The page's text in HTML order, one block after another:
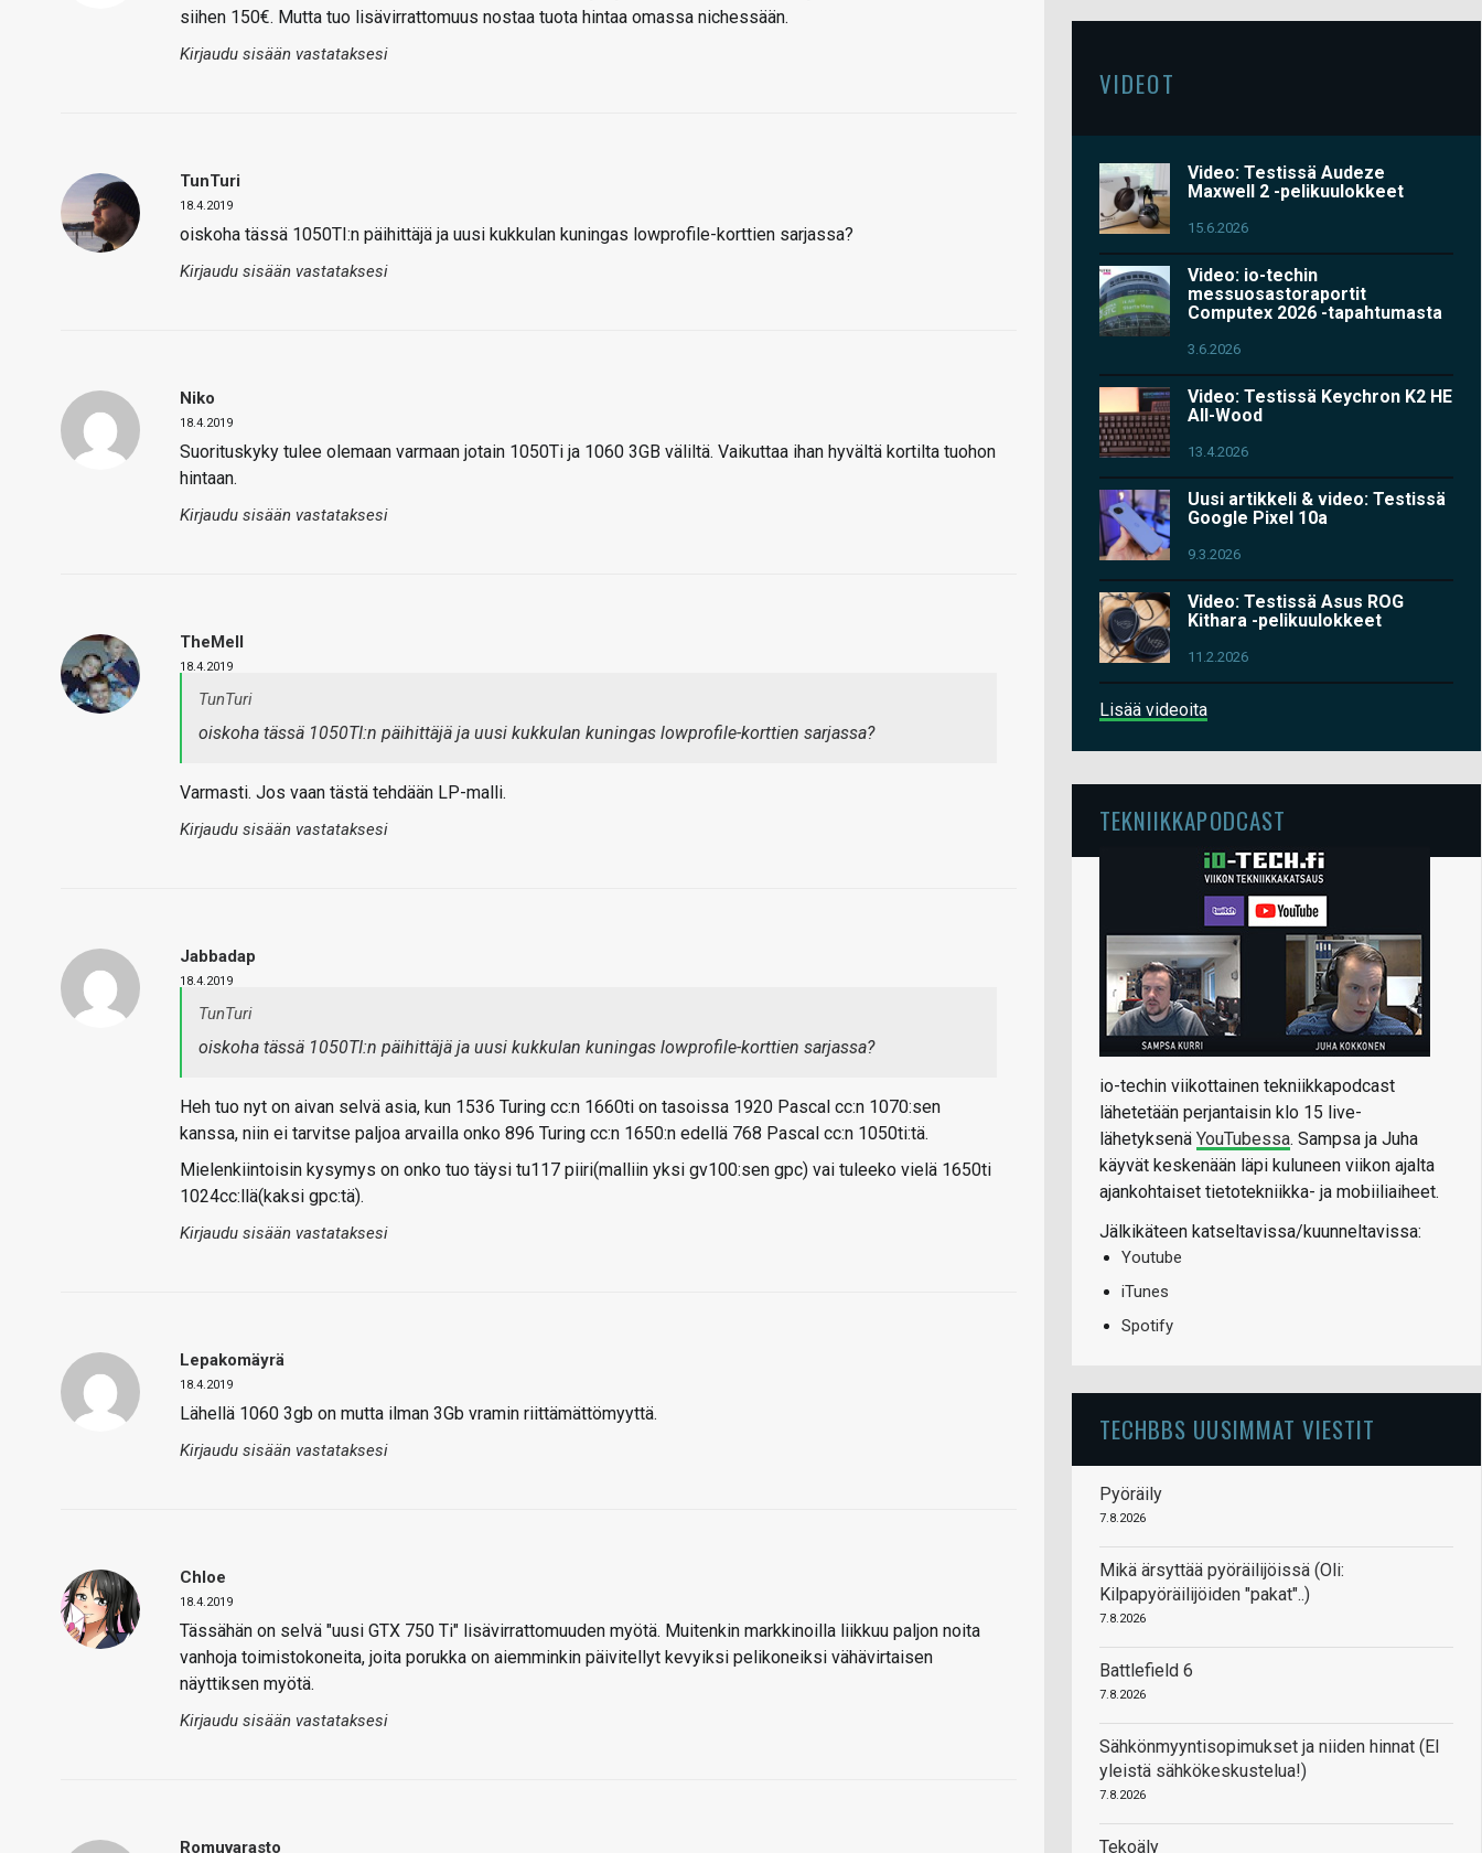
siihen 150€. Mutta tuo lisävirrattomuus nostaa tuota hintaa omassa nichessään.
Kirjaudu sisään vastataksesi
TunTuri
18.4.2019
oiskoha tässä 1050TI:n päihittäjä ja uusi kukkulan kuningas lowprofile-korttien sarjassa?
Kirjaudu sisään vastataksesi
Niko
18.4.2019
Suorituskyky tulee olemaan varmaan jotain 1050Ti ja 1060 3GB väliltä. Vaikuttaa ihan hyvältä kortilta tuohon
hintaan.
Kirjaudu sisään vastataksesi
TheMeII
18.4.2019
TunTuri
oiskoha tässä 1050TI:n päihittäjä ja uusi kukkulan kuningas lowprofile-korttien sarjassa?
Varmasti. Jos vaan tästä tehdään LP-malli.
Kirjaudu sisään vastataksesi
Jabbadap
18.4.2019
TunTuri
oiskoha tässä 1050TI:n päihittäjä ja uusi kukkulan kuningas lowprofile-korttien sarjassa?
Heh tuo nyt on aivan selvä asia, kun 1536 Turing cc:n 1660ti on tasoissa 1920 Pascal cc:n 1070:sen
kanssa, niin ei tarvitse paljoa arvailla onko 896 Turing cc:n 1650:n edellä 768 Pascal cc:n 1050ti:tä.
Mielenkiintoisin kysymys on onko tuo täysi tu117 piiri(malliin yksi gv100:sen gpc) vai tuleeko vielä 1650ti
1024cc:llä(kaksi gpc:tä).
Kirjaudu sisään vastataksesi
Lepakomäyrä
18.4.2019
Lähellä 1060 3gb on mutta ilman 3Gb vramin riittämättömyyttä.
Kirjaudu sisään vastataksesi
Chloe
18.4.2019
Tässähän on selvä "uusi GTX 750 Ti" lisävirrattomuuden myötä. Muitenkin markkinoilla liikkuu paljon noita
vanhoja toimistokoneita, joita porukka on aiemminkin päivitellyt kevyiksi pelikoneiksi vähävirtaisen
näyttiksen myötä.
Kirjaudu sisään vastataksesi
Romuvarasto
VIDEOT
Video: Testissä Audeze
Maxwell 2 -pelikuulokkeet
15.6.2026
Video: io-techin
messuosastoraportit
Computex 2026 -tapahtumasta
3.6.2026
Video: Testissä Keychron K2 HE
All-Wood
13.4.2026
Uusi artikkeli & video: Testissä
Google Pixel 10a
9.3.2026
Video: Testissä Asus ROG
Kithara -pelikuulokkeet
11.2.2026
Lisää videoita
TEKNIIKKAPODCAST
io-techin viikottainen tekniikkapodcast
lähetetään perjantaisin klo 15 live-
lähetyksenä YouTubessa. Sampsa ja Juha
käyvät keskenään läpi kuluneen viikon ajalta
ajankohtaiset tietotekniikka- ja mobiiliaiheet.
Jälkikäteen katseltavissa/kuunneltavissa:
Youtube
iTunes
Spotify
TECHBBS UUSIMMAT VIESTIT
Pyöräily
7.8.2026
Mikä ärsyttää pyöräilijöissä (Oli:
Kilpapyöräilijöiden "pakat"..)
7.8.2026
Battlefield 6
7.8.2026
Sähkönmyyntisopimukset ja niiden hinnat (EI
yleistä sähkökeskustelua!)
7.8.2026
Tekoäly